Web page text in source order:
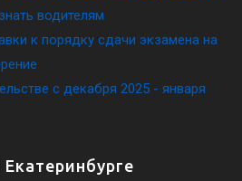
водителям
к порядку сдачи экзамена на
с декабря 2025 - января